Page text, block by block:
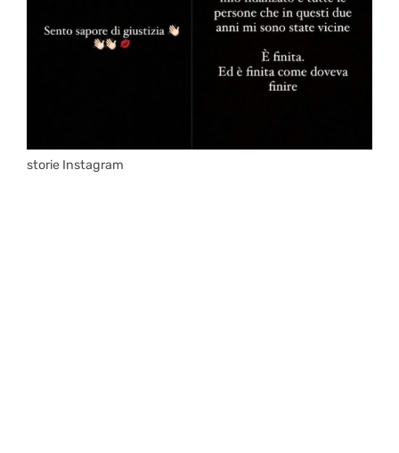
storie Instagram